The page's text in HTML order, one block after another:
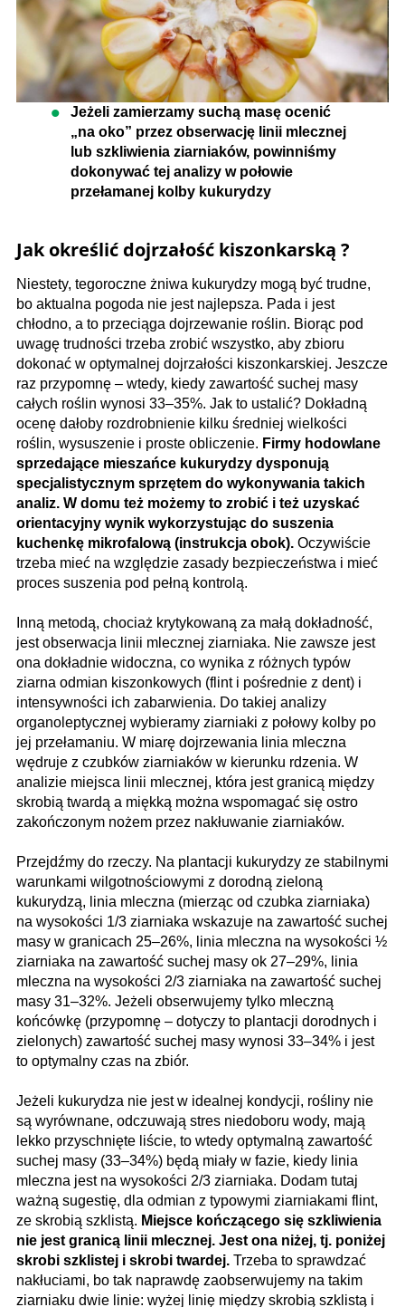
Jeżeli zamierzamy suchą masę ocenić
„na oko” przez obserwację linii mlecznej
lub szkliwienia ziarniaków, powinniśmy
dokonywać tej analizy w połowie
przełamanej kolby kukurydzy
Jak określić dojrzałość kiszonkarską ?
Niestety, tegoroczne żniwa kukurydzy mogą być trudne,
bo aktualna pogoda nie jest najlepsza. Pada i jest
chłodno, a to przeciąga dojrzewanie roślin. Biorąc pod
uwagę trudności trzeba zrobić wszystko, aby zbioru
dokonać w optymalnej dojrzałości kiszonkarskiej. Jeszcze
raz przypomnę – wtedy, kiedy zawartość suchej masy
całych roślin wynosi 33–35%. Jak to ustalić? Dokładną
ocenę dałoby rozdrobnienie kilku średniej wielkości
roślin, wysuszenie i proste obliczenie. Firmy hodowlane
sprzedające mieszańce kukurydzy dysponują
specjalistycznym sprzętem do wykonywania takich
analiz. W domu też możemy to zrobić i też uzyskać
orientacyjny wynik wykorzystując do suszenia
kuchenkę mikrofalową (instrukcja obok). Oczywiście
trzeba mieć na względzie zasady bezpieczeństwa i mieć
proces suszenia pod pełną kontrolą.
Inną metodą, chociaż krytykowaną za małą dokładność,
jest obserwacja linii mlecznej ziarniaka. Nie zawsze jest
ona dokładnie widoczna, co wynika z różnych typów
ziarna odmian kiszonkowych (flint i pośrednie z dent) i
intensywności ich zabarwienia. Do takiej analizy
organoleptycznej wybieramy ziarniaki z połowy kolby po
jej przełamaniu. W miarę dojrzewania linia mleczna
wędruje z czubków ziarniaków w kierunku rdzenia. W
analizie miejsca linii mlecznej, która jest granicą między
skrobią twardą a miękką można wspomagać się ostro
zakończonym nożem przez nakłuwanie ziarniaków.
Przejdźmy do rzeczy. Na plantacji kukurydzy ze stabilnymi
warunkami wilgotnościowymi z dorodną zieloną
kukurydzą, linia mleczna (mierząc od czubka ziarniaka)
na wysokości 1/3 ziarniaka wskazuje na zawartość suchej
masy w granicach 25–26%, linia mleczna na wysokości ½
ziarniaka na zawartość suchej masy ok 27–29%, linia
mleczna na wysokości 2/3 ziarniaka na zawartość suchej
masy 31–32%. Jeżeli obserwujemy tylko mleczną
końcówkę (przypomnę – dotyczy to plantacji dorodnych i
zielonych) zawartość suchej masy wynosi 33–34% i jest
to optymalny czas na zbiór.
Jeżeli kukurydza nie jest w idealnej kondycji, rośliny nie
są wyrównane, odczuwają stres niedoboru wody, mają
lekko przyschnięte liście, to wtedy optymalną zawartość
suchej masy (33–34%) będą miały w fazie, kiedy linia
mleczna jest na wysokości 2/3 ziarniaka. Dodam tutaj
ważną sugestię, dla odmian z typowymi ziarniakami flint,
ze skrobią szklistą. Miejsce kończącego się szkliwienia
nie jest granicą linii mlecznej. Jest ona niżej, tj. poniżej
skrobi szklistej i skrobi twardej. Trzeba to sprawdzać
nakłuciami, bo tak naprawdę zaobserwujemy na takim
ziarniaku dwie linie: wyżej linię między skrobią szklistą i